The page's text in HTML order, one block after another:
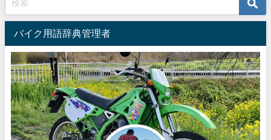
バイク用語辞典管理者